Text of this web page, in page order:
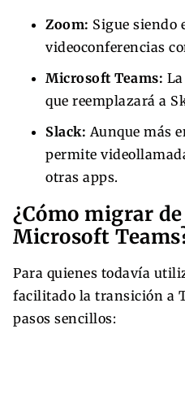
Zoom: Sigue siendo
videoconferencias
Microsoft Teams:
que reemplazará a
Slack: Aunque más
permite
otras apps.
¿Cómo migrar
Microsoft
Para quienes todavía
facilitado la transición a
pasos sencillos: